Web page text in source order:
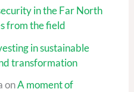
in the Far North
from the field
in sustainable
transformation
onA moment of